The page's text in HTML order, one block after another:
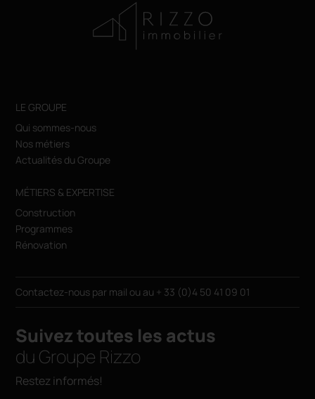
LE GROUPE
Qui sommes-nous
Nos métiers
Actualités du Groupe
MÉTIERS & EXPERTISE
Construction
Programmes
Rénovation
Contactez-nous par mail ou au + 33 (0)4 50 41 09 01
Suivez toutes les actus
du Groupe Rizzo
Restez informés!